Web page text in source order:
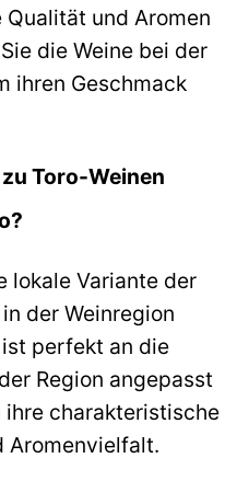
Qualität und Aromen
die Weine bei der
ihren Geschmack
Toro-Weinen
lokale Variante der
der Weinregion
perfekt an die
Region angepasst
ihre charakteristische
Aromenvielfalt.